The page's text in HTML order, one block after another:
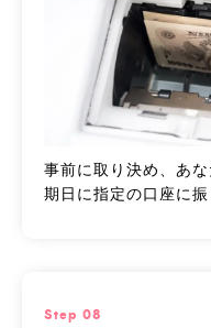
事前に取り決め、あ
期日に指定の口座に振
Step 08